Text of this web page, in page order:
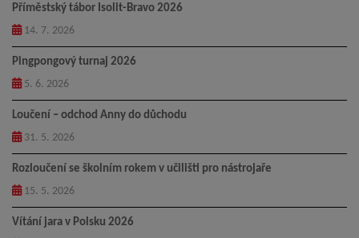
Příměstský tábor Isolit-Bravo 2026
14. 7. 2026
Pingpongový turnaj 2026
5. 6. 2026
Loučení – odchod Anny do důchodu
31. 5. 2026
Rozloučení se školním rokem v učilišti pro nástrojaře
15. 5. 2026
Vítání jara v Polsku 2026